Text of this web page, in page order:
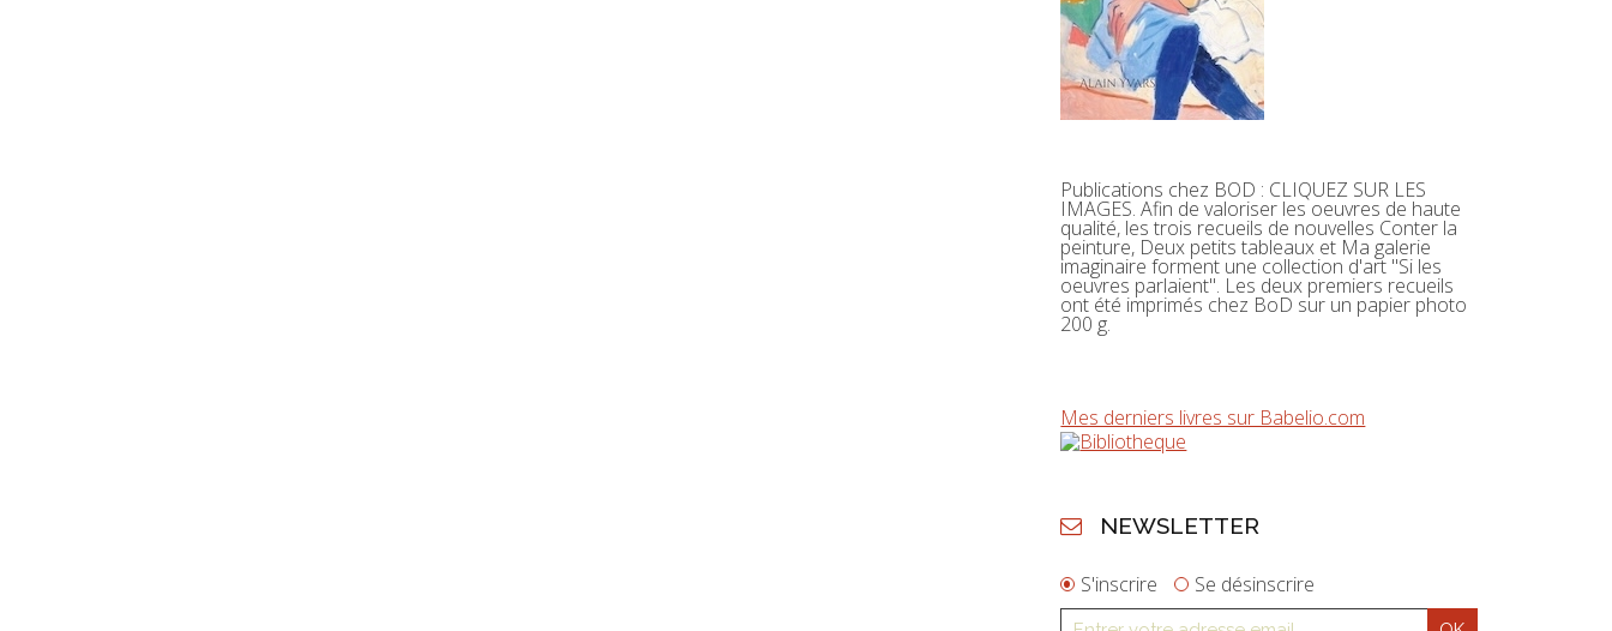
Publications chez BOD : CLIQUEZ SUR LES
IMAGES. Afin de valoriser les oeuvres de haute
qualité, les trois recueils de nouvelles Conter la
peinture, Deux petits tableaux et Ma galerie
imaginaire forment une collection d'art "Si les
oeuvres parlaient". Les deux premiers recueils
ont été imprimés chez BoD sur un papier photo
200 g.
Mes derniers livres sur Babelio.com
NEWSLETTER
S'inscrire Se désinscrire